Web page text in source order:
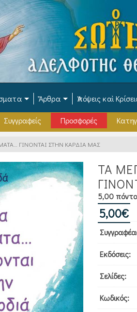
Ἄρθρα Ἀπόψεις καὶ
Συγγραφείς Προσφορές
ΓΙΝΟΝΤΑΙ ΣΤΗΝ ΚΑΡΔΙΑ ΜΑΣ
ΤΑ
5,00
5,00€
Εκδόσεις:
Σελίδες:
Κωδικός: